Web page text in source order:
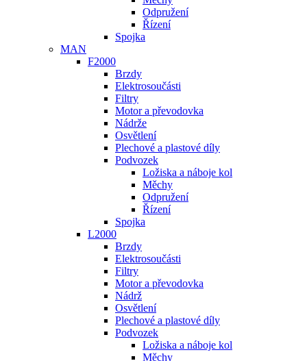
Odpružení
Řízení
Spojka
MAN
F2000
Brzdy
Elektrosoučásti
Filtry
Motor a převodovka
Nádrže
Osvětlení
Plechové a plastové díly
Podvozek
Ložiska a náboje kol
Měchy
Odpružení
Řízení
Spojka
L2000
Brzdy
Elektrosoučásti
Filtry
Motor a převodovka
Nádrž
Osvětlení
Plechové a plastové díly
Podvozek
Ložiska a náboje kol
Měchy